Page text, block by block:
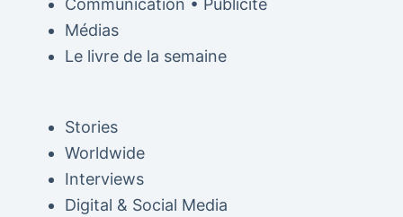
Communication • Publicité
Médias
Le livre de la semaine
Stories
Worldwide
Interviews
Digital & Social Media